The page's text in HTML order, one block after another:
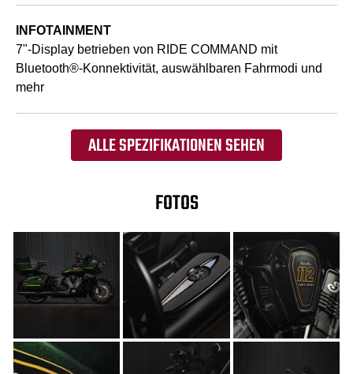
INFOTAINMENT
7"-Display betrieben von RIDE COMMAND mit
Bluetooth®-Konnektivität, auswählbaren Fahrmodi und
mehr
ALLE SPEZIFIKATIONEN SEHEN
FOTOS